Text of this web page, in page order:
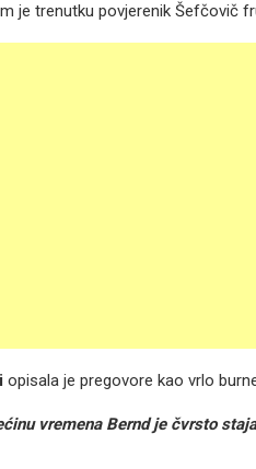
je trenutku povjerenik Šefčovič
opisala je pregovore kao vrlo
vremena Bernd je čvrsto